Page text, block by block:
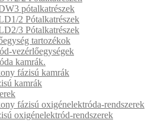
pótalkatrészek
2 Pótalkatrészek
3 Pótalkatrészek
tartozékok
vezérlőegységek
kamrák.
fázisú kamrák
kamrák
fázisú oxigénelektróda-rendszerek
oxigénelektród-rendszerek